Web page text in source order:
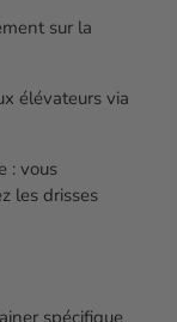
sur la
élévateurs via
: vous
les drisses